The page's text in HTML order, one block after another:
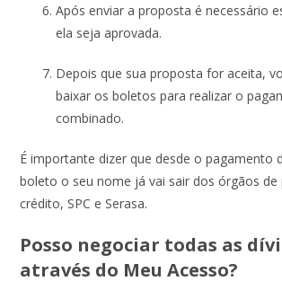
Após enviar a proposta é necessário
ela seja aprovada.
Depois que sua proposta for aceita,
baixar os boletos para realizar o
combinado.
É importante dizer que desde o pagamento
boleto o seu nome já vai sair dos órgãos
crédito, SPC e Serasa.
Posso negociar todas as
através do Meu Acesso?